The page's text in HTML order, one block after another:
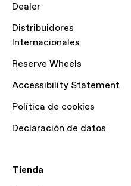
Dealer
Distribuidores
Internacionales
Reserve Wheels
Accessibility Statement
Política de cookies
Declaración de datos
Tienda